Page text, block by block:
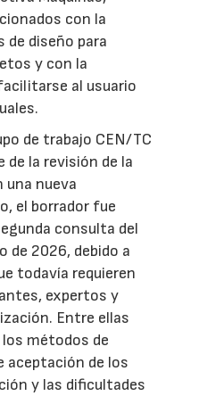
con la
de diseño para
y con la
al usuario
de trabajo CEN/TC
de la revisión de la
una nueva
el borrador fue
consulta del
de 2026, debido a
todavía requieren
expertos y
Entre ellas
métodos de
aceptación de los
y las dificultades